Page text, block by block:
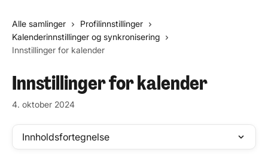
Alle samlinger
Profilinnstillinger
Kalenderinnstillinger og synkronisering
Innstillinger for kalender
Innstillinger for kalender
4. oktober 2024
Innholdsfortegnelse